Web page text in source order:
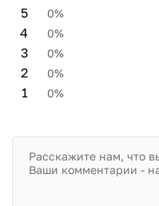
1 0%
2 0%
3 0%
4 0%
5 0%